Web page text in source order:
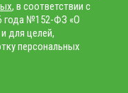
, в соответствии с
года №152-ФЗ «О
для целей,
персональных